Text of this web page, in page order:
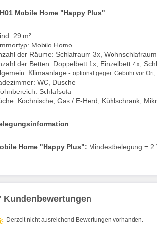
Mobile Home "Happy Plus"
29 m²
Mobile Home
der Räume: Schlafraum 3x,
der Betten: Doppelbett 1x, Einzelbett 4x,
Klimaanlage - optional gegen Gebühr vor Ort
WC, Dusche
Schlafsofa
Kochnische, Gas / E-Herd, Kühlschrank,
Home "Happy Plus": Mindestbelegung = 2
Kundenbewertungen
Derzeit nicht ausreichend Bewertungen vorhanden.